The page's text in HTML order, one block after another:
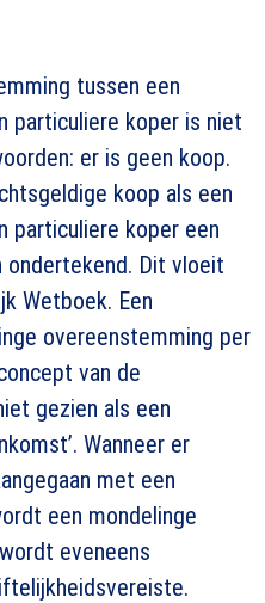
tussen een
particuliere koper is niet
er is geen koop.
koop als een
particuliere koper een
ondertekend. Dit vloeit
Wetboek. Een
overeenstemming per
van de
gezien als een
Wanneer er
met een
een mondelinge
eveneens